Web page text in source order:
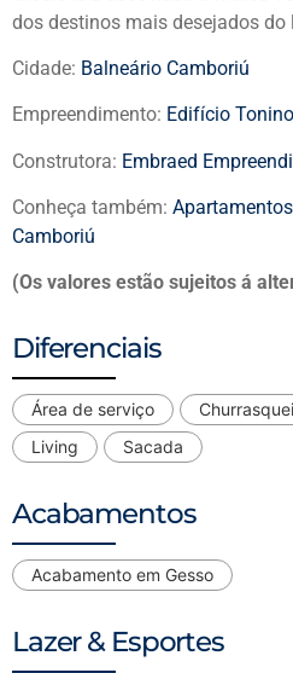
dos destinos mais desejados do
Cidade: Balneário Camboriú
Empreendimento: Edifício
Construtora: Embraed
Conheça também:
Camboriú
(Os valores estão sujeitos á
Diferenciais
Área de serviço
Living
Sacada
Acabamentos
Acabamento em Gesso
Lazer & Esportes